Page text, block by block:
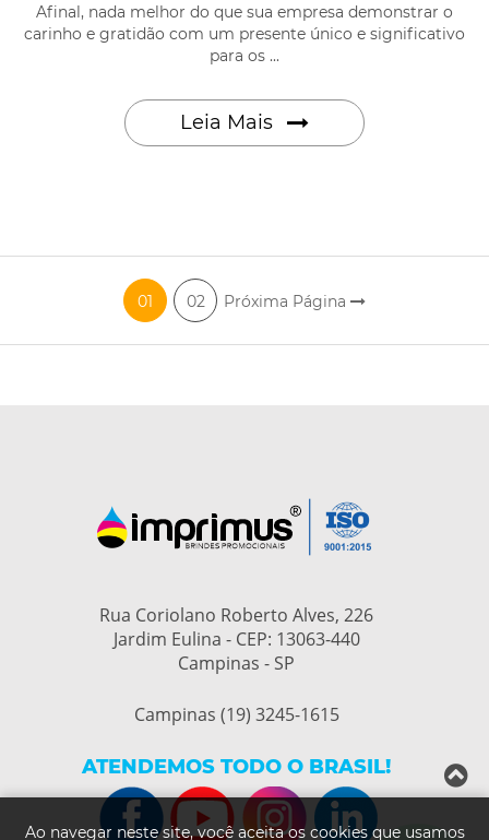
Afinal, nada melhor do que sua empresa demonstrar o
carinho e gratidão com um presente único e significativo
para os ...
Leia Mais
01 02 Próxima Página
Ao navegar neste site, você aceita os cookies que usamos
Rua Coriolano Roberto Alves, 226
Jardim Eulina - CEP: 13063-440
Campinas - SP
Campinas (19) 3245-1615
ATENDEMOS TODO O BRASIL!